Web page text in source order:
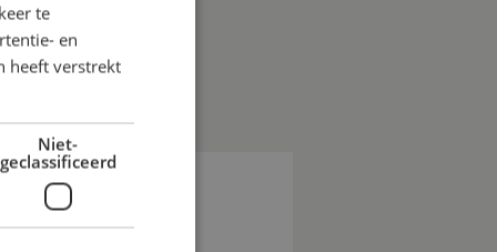
te
en
heeft verstrekt
Niet-
geclassificeerd